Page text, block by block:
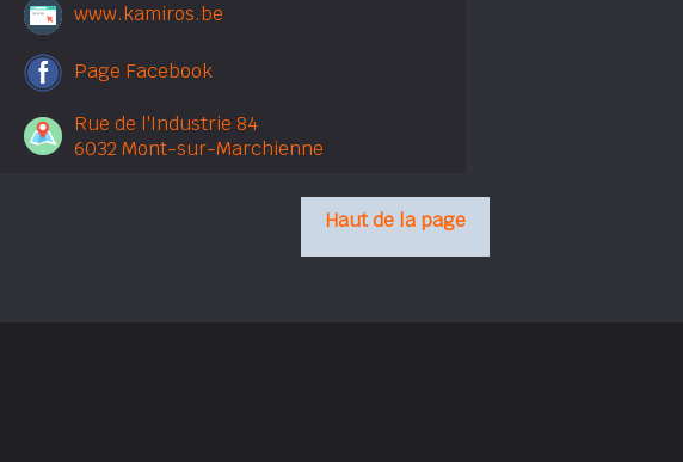
www.kamiros.be
Page Facebook
Rue de l'Industrie 84
6032 Mont-sur-Marchienne
Haut de la page